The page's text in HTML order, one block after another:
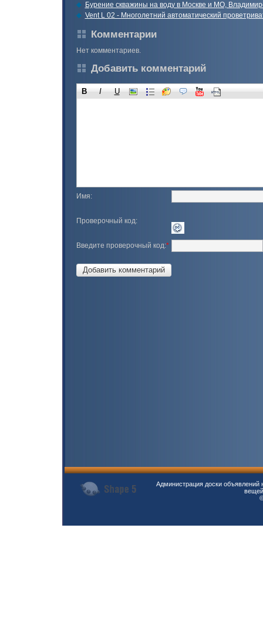
Бурение скважины на воду в Москве и МО,
Vent L 02 - Многолетний автоматический
Комментарии
Нет комментариев.
Добавить комментарий
B I U
Имя:
Проверочный код:
Введите проверочный код:*
Администрация доски объявлений